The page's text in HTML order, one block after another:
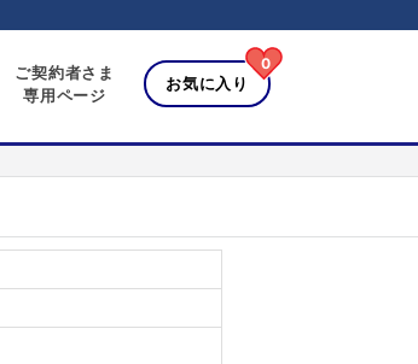
ご契約者さま
専用ページ
お気に入り
0